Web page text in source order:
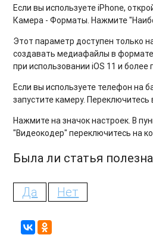
Если вы используете iPhone,
Камера - Форматы. Нажмите
Этот параметр доступен только
создавать медиафайлы в формате
при использовании iOS 11 и более
Если вы используете телефон на
запустите камеру.
Нажмите на значок настроек. В
"Видеокодер" переключитесь на
Была ли статья
Да Нет